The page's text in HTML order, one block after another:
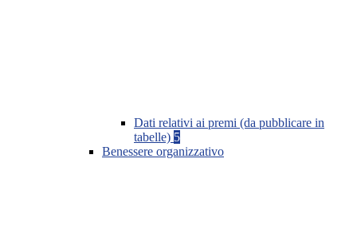
Dati relativi ai premi (da pubblicare in
tabelle) 5
Benessere organizzativo